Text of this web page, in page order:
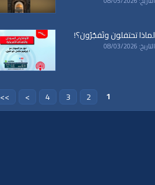
لماذا تحتفلون وتَفجُرُون؟!
التاريخ: 08/03/2026
1
2
3
4
>
>>